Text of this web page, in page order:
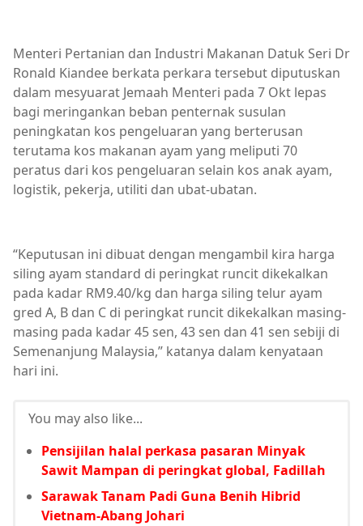
Menteri Pertanian dan Industri Makanan Datuk Seri Dr
Ronald Kiandee berkata perkara tersebut diputuskan
dalam mesyuarat Jemaah Menteri pada 7 Okt lepas
bagi meringankan beban penternak susulan
peningkatan kos pengeluaran yang berterusan
terutama kos makanan ayam yang meliputi 70
peratus dari kos pengeluaran selain kos anak ayam,
logistik, pekerja, utiliti dan ubat-ubatan.
“Keputusan ini dibuat dengan mengambil kira harga
siling ayam standard di peringkat runcit dikekalkan
pada kadar RM9.40/kg dan harga siling telur ayam
gred A, B dan C di peringkat runcit dikekalkan masing-
masing pada kadar 45 sen, 43 sen dan 41 sen sebiji di
Semenanjung Malaysia,” katanya dalam kenyataan
hari ini.
You may also like...
Pensijilan halal perkasa pasaran Minyak
Sawit Mampan di peringkat global, Fadillah
Sarawak Tanam Padi Guna Benih Hibrid
Vietnam-Abang Johari